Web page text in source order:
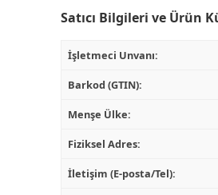
Satıcı Bilgileri ve Ürün
İşletmeci Unvanı:
Barkod (GTIN):
Menşe Ülke:
Fiziksel Adres:
İletişim (E-posta/Tel):